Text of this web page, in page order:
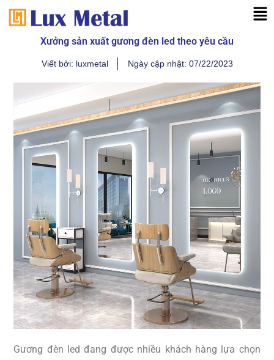
Nhảy
tới
Xưởng sản xuất gương đèn led theo yêu cầu
Viết bởi: luxmetal Ngày cập nhật: 07/22/2023
Gương đèn led đang được nhiều khách hàng lựa chọn